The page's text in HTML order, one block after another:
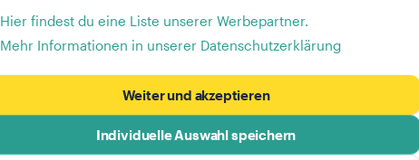
Hier findest du eine Liste unserer Werbepartner.
Mehr Informationen in unserer Datenschutzerklärung
Weiter und akzeptieren
Individuelle Auswahl speichern